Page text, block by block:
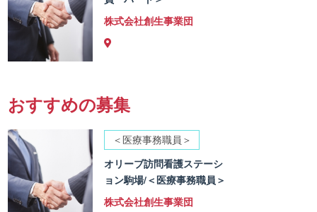
株式会社創生事業団
おすすめの募集
＜医療事務職員＞
オリーブ訪問看護ステーシ
ョン駒場/＜医療事務職員＞
株式会社創生事業団